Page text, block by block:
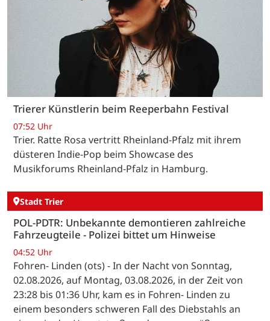
Trierer Künstlerin beim Reeperbahn Festival
07:52 Uhr
Trier. Ratte Rosa vertritt Rheinland-Pfalz mit ihrem
düsteren Indie-Pop beim Showcase des
Musikforums Rheinland-Pfalz in Hamburg.
Stadt Trier
POL-PDTR: Unbekannte demontieren zahlreiche
Fahrzeugteile - Polizei bittet um Hinweise
04:52 Uhr
Fohren- Linden (ots) - In der Nacht von Sonntag,
02.08.2026, auf Montag, 03.08.2026, in der Zeit von
23:28 bis 01:36 Uhr, kam es in Fohren- Linden zu
einem besonders schweren Fall des Diebstahls an